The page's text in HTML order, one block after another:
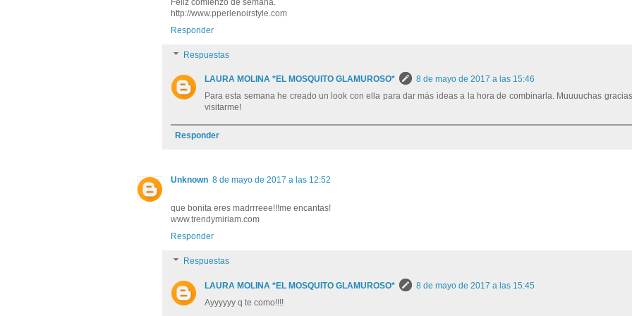
Feliz comienzo de semana.
http://www.pperlenoirstyle.com
Responder
Respuestas
LAURA MOLINA *EL MOSQUITO GLAMUROSO*
8 de mayo de 2017 a las 15:46
Para esta semana he creado un look con ella para dar más ideas a la hora de combinarla. Muuuuchas
visitarme!
Responder
Unknown 8 de mayo de 2017 a las 12:52
que bonita eres madrrreee!!!me encantas!
www.trendymiriam.com
Responder
Respuestas
LAURA MOLINA *EL MOSQUITO GLAMUROSO*
8 de mayo de 2017 a las 15:45
Ayyyyyy q te como!!!!